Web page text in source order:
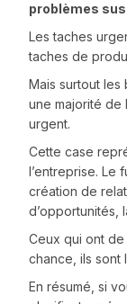
problèmes
Les taches
taches de
Mais surtout
une majorité de
urgent.
Cette case
l’entreprise. Le
création de
d’opportunités,
Ceux qui ont
chance, ils sont
En résumé, si